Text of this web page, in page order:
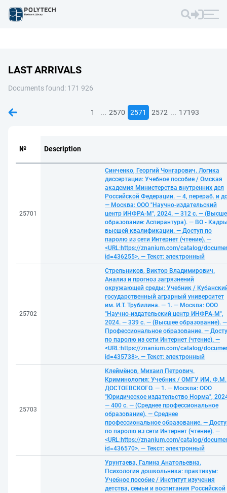
LAST ARRIVALS
Documents found: 171 926
1 ... 2570 2571 2572 ... 17193
№ Description
25701
Синченко, Георгий Чонгарович. Логика
диссертации: Учебное пособие / Омская
академия Министерства внутренних дел
Российской Федерации. — 4, перераб. и
— Москва: ООО "Научно-издательский
центр ИНФРА-М", 2024. — 312 с. —
образование: Аспирантура). — ВО -
высшей квалификации. — Доступ по
паролю из сети Интернет (чтение). —
<URL:https://znanium.com/catalog/
id=436255>. — Текст: электронный
25702
Стрельников, Виктор Владимирович.
Анализ и прогноз загрязнений
окружающей среды: Учебник /
государственный аграрный университет
им. И.Т. Трубилина. — 1. — Москва: ООО
"Научно-издательский центр ИНФРА-М",
2024. — 339 с. — (Высшее образование). —
Профессиональное образование. —
по паролю из сети Интернет (чтение). —
<URL:https://znanium.com/catalog/
id=435738>. — Текст: электронный
25703
Клеймёнов, Михаил Петрович.
Криминология: Учебник / ОМГУ ИМ. Ф.М.
ДОСТОЕВСКОГО. — 1. — Москва: ООО
"Юридическое издательство Норма",
— 400 с. — (Среднее профессиональное
образование). — Среднее
профессиональное образование. —
по паролю из сети Интернет (чтение). —
<URL:https://znanium.com/catalog/
id=436570>. — Текст: электронный
Урунтаева, Галина Анатольевна.
Психология дошкольника: практикум:
Учебное пособие / Институт изучения
детства, семьи и воспитания Российской